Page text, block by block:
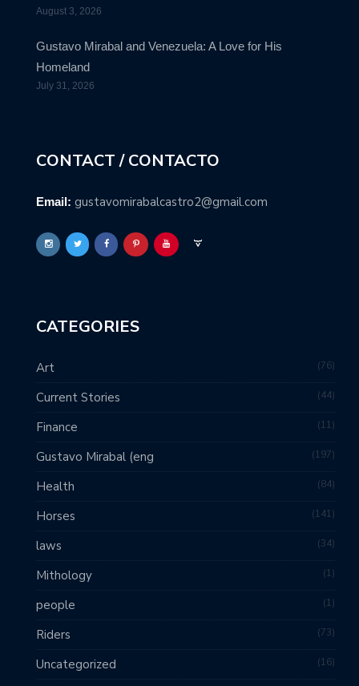
August 3, 2026
Gustavo Mirabal and Venezuela: A Love for His
Homeland
July 31, 2026
CONTACT / CONTACTO
Email: gustavomirabalcastro2@gmail.com
CATEGORIES
Art 76
Current Stories 44
Finance 11
Gustavo Mirabal (eng 197
Health 84
Horses 141
laws 34
Mithology 1
people 1
Riders 73
Uncategorized 16